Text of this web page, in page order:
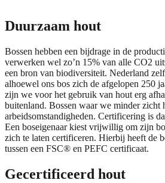
Duurzaam hout
Bossen hebben een bijdrage in de
verwerken wel zo’n 15% van alle CO2
een bron van biodiversiteit. Nederland
alhoewel ons bos zich de afgelopen 250
zijn we voor het gebruik van hout erg
buitenland. Bossen waar we minder zicht
arbeidsomstandigheden. Certificering is
Een boseigenaar kiest vrijwillig om zijn
zich te laten certificeren. Hierbij heeft de
tussen een FSC® en PEFC certificaat.
Gecertificeerd hout